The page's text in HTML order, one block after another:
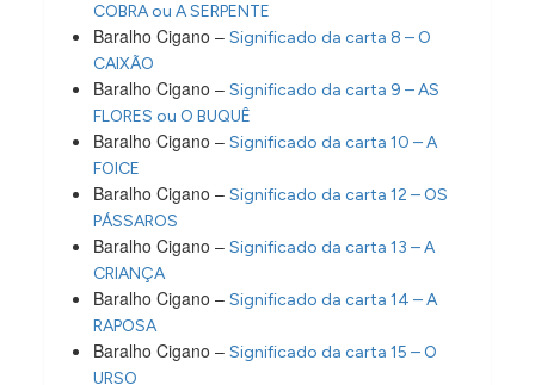
COBRA ou A SERPENTE
Baralho Cigano –Significado da carta 8 – O
CAIXÃO
Baralho Cigano –Significado da carta 9 – AS
FLORES ou O BUQUÊ
Baralho Cigano –Significado da carta 10 – A
FOICE
Baralho Cigano –Significado da carta 12 – OS
PÁSSAROS
Baralho Cigano –Significado da carta 13 – A
CRIANÇA
Baralho Cigano –Significado da carta 14 – A
RAPOSA
Baralho Cigano –Significado da carta 15 – O
URSO